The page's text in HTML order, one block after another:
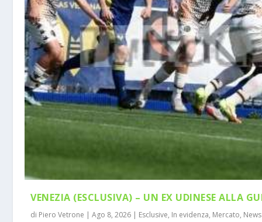
VENEZIA (ESCLUSIVA) – UN EX UDINESE ALLA
di Piero Vetrone |Ago 8, 2026 | Esclusive, In evidenza, Mercato, News